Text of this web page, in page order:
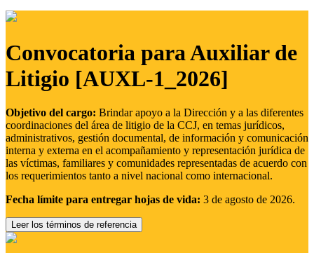
Convocatoria para Auxiliar de
Litigio [AUXL-1_2026]
Objetivo del cargo: Brindar apoyo a la Dirección y a las diferentes
coordinaciones del área de litigio de la CCJ, en temas jurídicos,
administrativos, gestión documental, de información y comunicación
interna y externa en el acompañamiento y representación jurídica de
las víctimas, familiares y comunidades representadas de acuerdo con
los requerimientos tanto a nivel nacional como internacional.
Fecha límite para entregar hojas de vida: 3 de agosto de 2026.
Leer los términos de referencia